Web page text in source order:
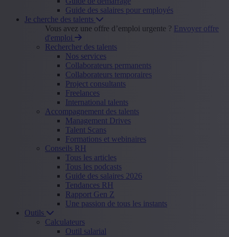
Guide des salaires pour employés
Je cherche des talents
Vous avez une offre d’emploi urgente ? Envoyer offre
d'emploi
Rechercher des talents
Nos services
Collaborateurs permanents
Collaborateurs temporaires
Project consultants
Freelances
International talents
Accompagnement des talents
Management Drives
Talent Scans
Formations et webinaires
Conseils RH
Tous les articles
Tous les podcasts
Guide des salaires 2026
Tendances RH
Rapport Gen Z
Une passion de tous les instants
Outils
Calculateurs
Outil salarial